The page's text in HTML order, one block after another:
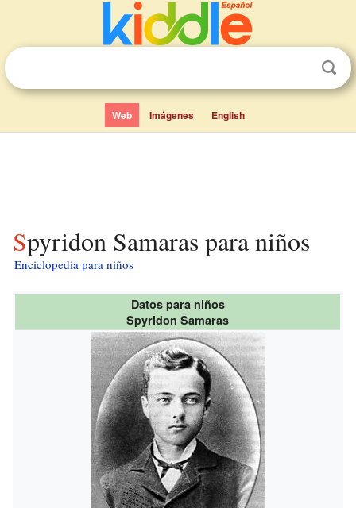
Web Imágenes English
Spyridon Samaras para niños
Enciclopedia para niños
Datos para niños
Spyridon Samaras